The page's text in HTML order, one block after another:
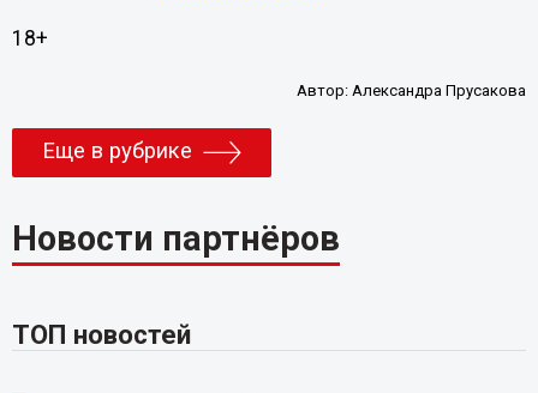
18+
Автор: Александра Прусакова
Еще в рубрике
Новости партнёров
ТОП новостей